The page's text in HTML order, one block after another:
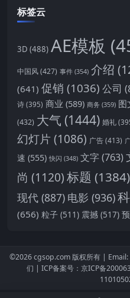
标签云
3D (488) AE模板
中国风(427) 事件 (354) 介绍
(641) 促销 (1036) 公司
诗 (395) 商业 (589) 商务 (359) 图
(432) 大气 (1444) 婚礼
幻灯片 (1086) 广告(413)
速 (555) 快闪 (348) 文字(763)
尚 (1120)标题 (1384)
现代 (887) 电影 (936)
(656) 粒子 (511) 震撼 (517)
©2026cgsop.com 版权所有 |
们 | ICP备案号：京ICP备